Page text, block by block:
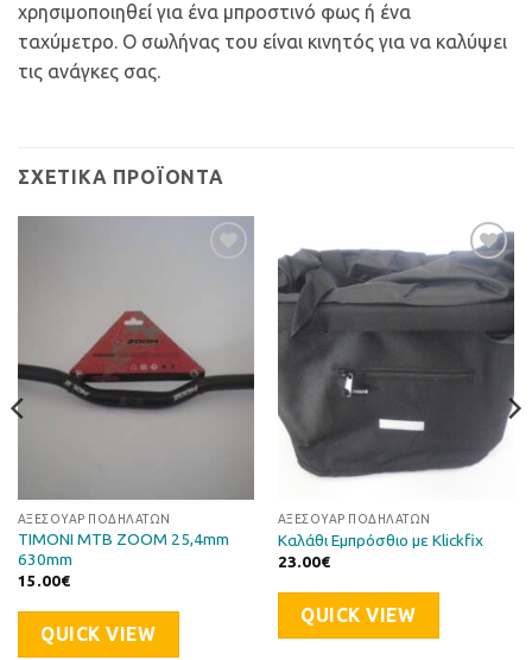
χρησιμοποιηθεί για ένα μπροστινό φως ή ένα
ταχύμετρο. Ο σωλήνας του είναι κινητός για να καλύψει
τις ανάγκες σας.
ΣΧΕΤΙΚΆ ΠΡΟΪΌΝΤΑ
ΑΞΕΣΟΥΆΡ ΠΟΔΗΛΆΤΩΝ
ΤΙΜΟΝΙ MTB ZOOM 25,4mm
630mm
15.00€
QUICK VIEW
Προσθήκη
στη Λίστα
Επιθυμιών
ΑΞΕΣΟΥΆΡ ΠΟΔΗΛΆΤΩΝ
Καλάθι Εμπρόσθιο με Klickfix
23.00€
QUICK VIEW